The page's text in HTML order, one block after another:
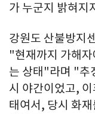
가 누군지 밝혀지
강원도 산불방지
"현재까지 가해
는 상태"라며 "추
시 야간이었고,
태여서, 당시 화